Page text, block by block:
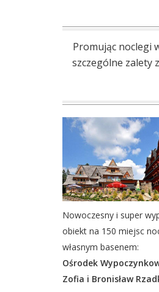
Promując noclegi
szczególne zalety
Nowoczesny i super
obiekt na 150 miejsc
własnym basenem:
Ośrodek
Zofia i Bronisław